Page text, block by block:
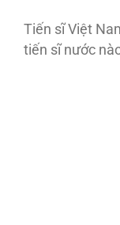
Tiến sĩ Việt
tiến sĩ nước